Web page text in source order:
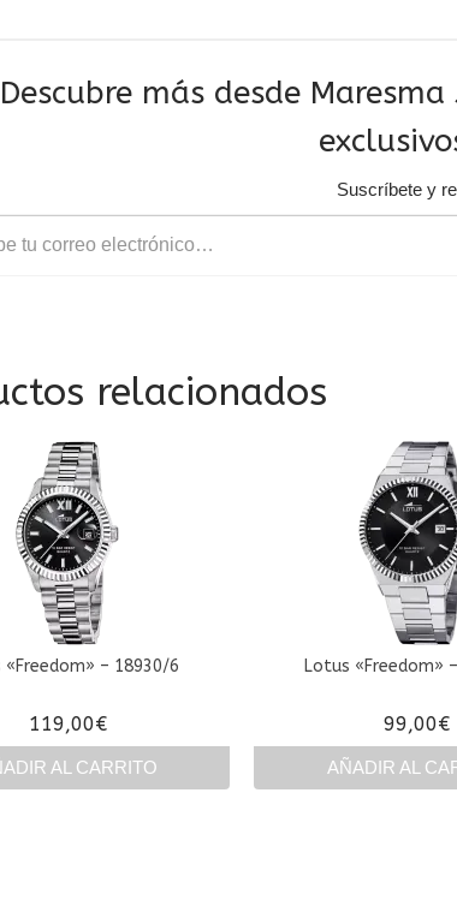
Descubre más desde
Suscríbete y
relacionados
«Freedom» – 18930/6
119,00€
AL CARRITO
Lotus «Freedom»
99,00€
AÑADIR AL